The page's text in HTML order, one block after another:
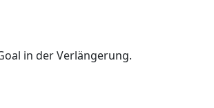
in der Verlängerung.